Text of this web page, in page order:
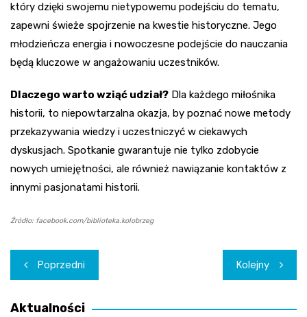
który dzięki swojemu nietypowemu podejściu do tematu,
zapewni świeże spojrzenie na kwestie historyczne. Jego
młodzieńcza energia i nowoczesne podejście do nauczania
będą kluczowe w angażowaniu uczestników.
Dlaczego warto wziąć udział? Dla każdego miłośnika
historii, to niepowtarzalna okazja, by poznać nowe metody
przekazywania wiedzy i uczestniczyć w ciekawych
dyskusjach. Spotkanie gwarantuje nie tylko zdobycie
nowych umiejętności, ale również nawiązanie kontaktów z
innymi pasjonatami historii.
Źródło: facebook.com/biblioteka.kolobrzeg
Nawigacja
wpisu
Poprzedni Kolejny
Aktualności